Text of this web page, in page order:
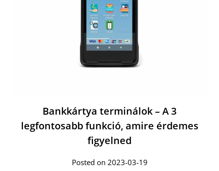
Bankkártya terminálok – A 3
legfontosabb funkció, amire érdemes
figyelned
Posted on 2023-03-19